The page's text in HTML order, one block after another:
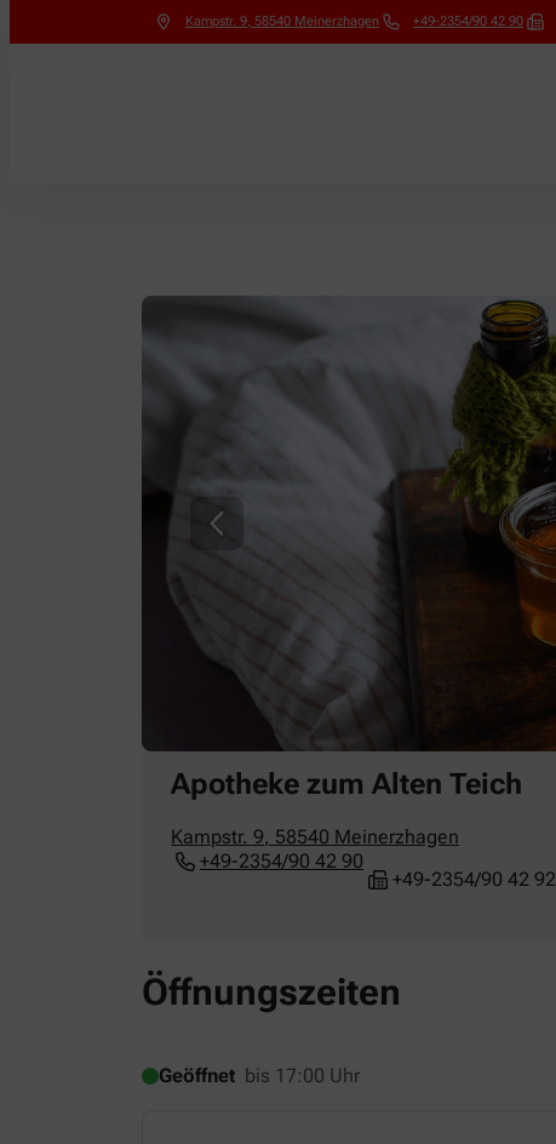
Kampstr. 9, 58540 Meinerzhagen +49-2354/90 42 90
Apotheke zum Alten Teich
Kampstr. 9, 58540 Meinerzhagen
+49-2354/90 42 90
+49-2354/90 42 92
Öffnungszeiten
Geöffnet bis 17:00 Uhr